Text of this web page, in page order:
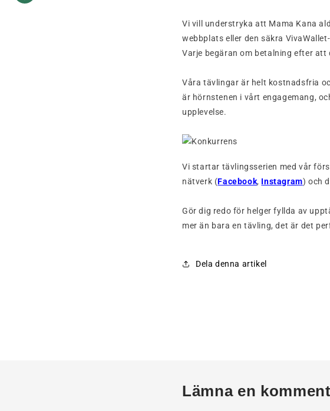
Vi vill understryka att Mama Kana
webbplats eller den säkra
Varje begäran om betalning efter
Våra tävlingar är helt kostnadsfria
är hörnstenen i vårt engagemang,
upplevelse.
Vi startar tävlingsserien med vår
nätverk (Facebook, Instagram) och
Gör dig redo för helger fyllda av
mer än bara en tävling, det är det
Dela denna artikel
Lämna en